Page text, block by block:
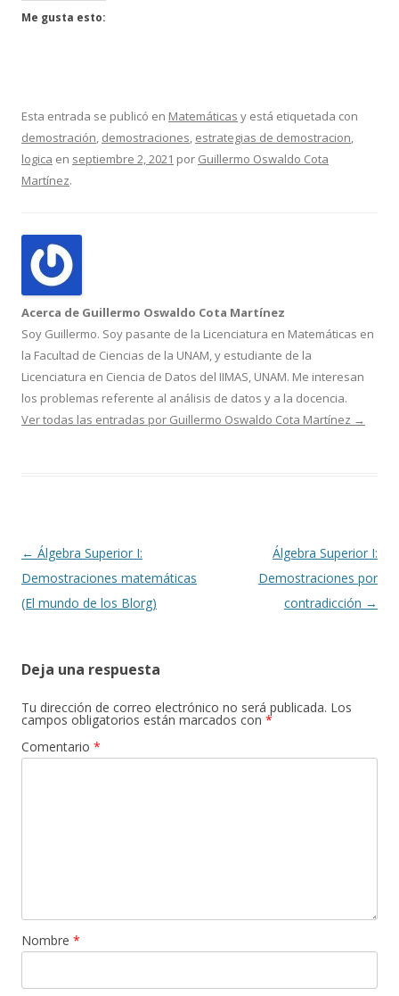
Me gusta esto:
Esta entrada se publicó en Matemáticas y está etiquetada con
demostración, demostraciones, estrategias de demostracion,
logica en septiembre 2, 2021 por Guillermo Oswaldo Cota
Martínez.
Acerca de Guillermo Oswaldo Cota Martínez
Soy Guillermo. Soy pasante de la Licenciatura en Matemáticas en
la Facultad de Ciencias de la UNAM, y estudiante de la
Licenciatura en Ciencia de Datos del IIMAS, UNAM. Me interesan
los problemas referente al análisis de datos y a la docencia.
Ver todas las entradas por Guillermo Oswaldo Cota Martínez →
Navegación
de
entradas
← Álgebra Superior I:
Demostraciones matemáticas
(El mundo de los Blorg)
Álgebra Superior I:
Demostraciones por
contradicción →
Deja una respuesta
Tu dirección de correo electrónico no será publicada. Los
campos obligatorios están marcados con *
Comentario *
Nombre *